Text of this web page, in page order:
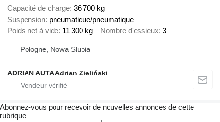
Capacité de charge 36 700 kg
Suspension pneumatique/pneumatique
Poids net à vide 11 300 kg Nombre d'essieux 3
Pologne, Nowa Słupia
ADRIAN AUTA Adrian Zieliński
Abonnez-vous pour recevoir de nouvelles annonces de cette
rubrique